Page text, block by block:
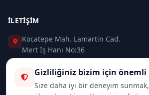
İLETIŞIM
Kocatepe Mah. Lamartin Cad.
Mert İş Hanı No:36
Taksim / Beyoğlu / İSTANBUL
0 (212) 235 37 83
Gizliliğiniz bizim için önemli
Size daha iyi bir deneyim